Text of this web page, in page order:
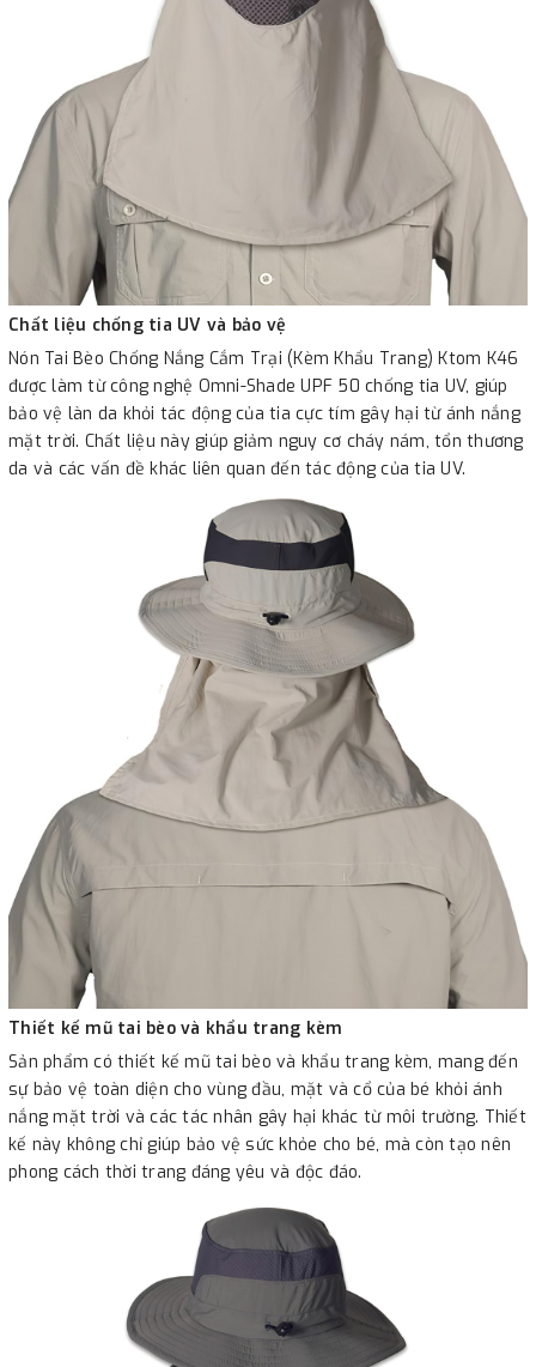
Chất liệu chống tia UV và bảo vệ
Nón Tai Bèo Chống Nắng Cắm Trại (Kèm Khẩu Trang) Ktom K46
được làm từ công nghệ Omni-Shade UPF 50 chống tia UV, giúp
bảo vệ làn da khỏi tác động của tia cực tím gây hại từ ánh nắng
mặt trời. Chất liệu này giúp giảm nguy cơ cháy nám, tổn thương
da và các vấn đề khác liên quan đến tác động của tia UV.
Thiết kế mũ tai bèo và khẩu trang kèm
Sản phẩm có thiết kế mũ tai bèo và khẩu trang kèm, mang đến
sự bảo vệ toàn diện cho vùng đầu, mặt và cổ của bé khỏi ánh
nắng mặt trời và các tác nhân gây hại khác từ môi trường. Thiết
kế này không chỉ giúp bảo vệ sức khỏe cho bé, mà còn tạo nên
phong cách thời trang đáng yêu và độc đáo.